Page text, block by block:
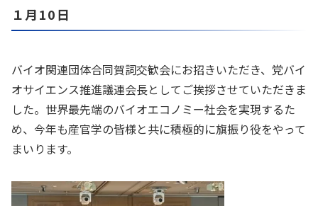
１月10日
バイオ関連団体合同賀詞交歓会にお招きいただき、党バイ
オサイエンス推進議連会長としてご挨拶させていただきま
した。世界最先端のバイオエコノミー社会を実現するた
め、今年も産官学の皆様と共に積極的に旗振り役をやって
まいります。